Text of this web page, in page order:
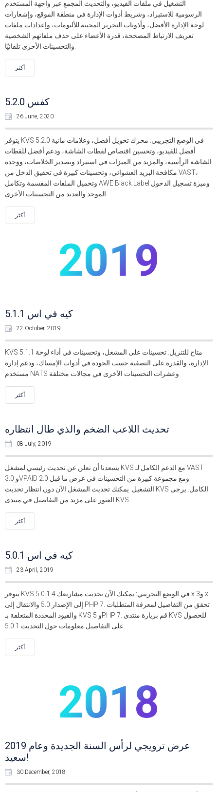
التشغيل في ملفات الفيديو، والتحديث المجمع عبر واجهة المستخدم
الرسومية للاستيراد، وشريط أدوات الإدارة في منطقة الموقع، وإشعارات
لوحة الإدارة الأفضل، وأذونات التحرير المحببة للألبومات، وإعدادات ملفات
تعريف الارتباط المصححة، قدرة الأعضاء على حذف ملفاتهم الشخصية
أكثر
كفس 5.2.0
26 June, 2020
يتوفر KVS 5.2.0 في الوضع التجريبي: محرك تحويل أفضل، وعلامات مائية
أفضل للفيديو، وتحسين اقتصاص لقطات الشاشة، ودعم أفضل للقطات
الشاشة الرأسية، والمزيد من الميزات في استيراد وتصدير الخلاصات، ووحدة
مكافحة البريد العشوائي، وتحسينات كبيرة في تحقيق الدخل من VAST،
وتحميل الملفات المقسمة وتكامل AWE Black Label وميزة تسجيل الدخول
أكثر
2019
كيه في اس 5.1.1
22 October, 2019
KVS 5.1.1 متاح للتنزيل: تحسينات على المشغل، وتحسينات في أداء لوحة
الإدارة، والقدرة على التصفية حسب الجودة في أدوات الإمساك، ودعم إدارة
مستخدم NATS وعشرات التحسينات الأخرى في مجالات مختلفة
أكثر
تحديث اللاعب الضخم والذي طال انتظاره
08 July, 2019
يسعدنا أن نعلن عن تحديث رئيسي لمشغل KVS مع الدعم الكامل لـ VAST
3.0 وVPAID 2.0 ومع مجموعة كبيرة من التحسينات في عرض ما قبل
التشغيل. يمكنك تحديث المشغل الآن دون انتظار تحديث KVS الكامل. يرجى
العثور على مزيد من التفاصيل في منتدى KVS.
أكثر
كيه في اس 5.0.1
23 April, 2019
يتوفر KVS 5.0.1 في الوضع التجريبي: يمكنك الآن تحديث مشاريعك 4.x و3.x
إلى الإصدار 5.0 والانتقال إلى PHP 7. تحقق من التفاصيل لمعرفة المتطلبات
والقيود المحددة المتعلقة بـ KVS 5 وPHP 7. قم بزيارة منتدى KVS للحصول
أكثر
2018
عرض ترويجي لرأس السنة الجديدة وعام 2019
سعيد!
30 December, 2018